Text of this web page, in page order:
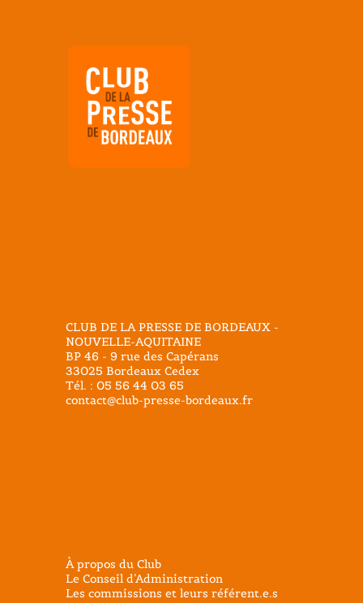
CLUB DE LA PRESSE DE BORDEAUX -
NOUVELLE-AQUITAINE
BP 46 - 9 rue des Capérans
33025 Bordeaux Cedex
Tél. : 05 56 44 03 65
contact@club-presse-bordeaux.fr
À propos du Club
Le Conseil d’Administration
Les commissions et leurs référent.e.s